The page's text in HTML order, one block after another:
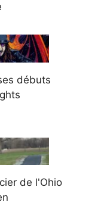
débuts
de l'Ohio